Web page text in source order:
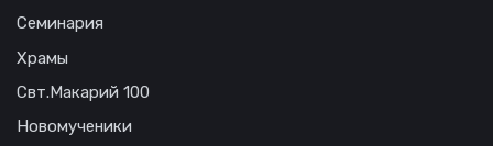
Семинария
Храмы
Свт.Макарий 100
Новомученики